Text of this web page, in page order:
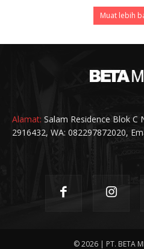
Muat lebih
Alamat: Salam Residence Blok C
2916432, WA: 082297872020,
© 2026 | PT. BETA